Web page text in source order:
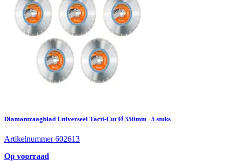
Diamantzaagblad Universeel Tacti-Cut Ø 350mm | 5 stuks
Artikelnummer 602613
Op voorraad